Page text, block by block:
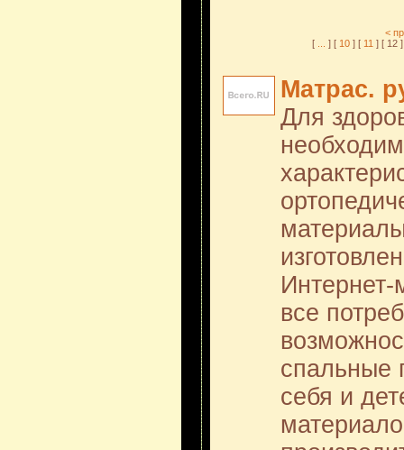
<
[... ] [10 ] [11 ] [ 12
Матрас.
Для
Интернет-
все
спальные
себя и